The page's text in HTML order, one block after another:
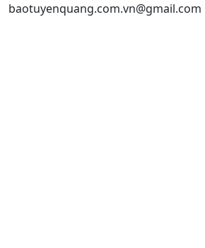
baotuyenquang.com.vn@gmail.com